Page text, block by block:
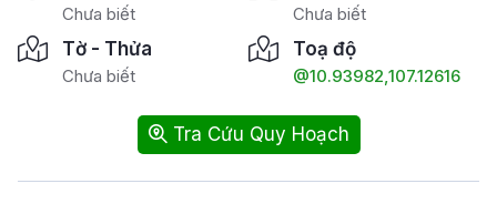
Chưa biết Chưa biết
Tờ - Thửa
Chưa biết
Toạ độ
@10.93982,107.12616
Tra Cứu Quy Hoạch